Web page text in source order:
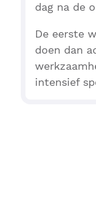
dag na de
De eerste
doen dan
intensief